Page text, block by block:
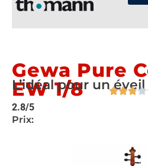
Gewa Pure
EW 1/8
L’idéal pour un
2.8/5
Prix: